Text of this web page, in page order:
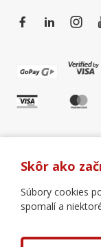
Všeobecné
Copyright ©
Skôr ako
Súbory cookies
spomalí a